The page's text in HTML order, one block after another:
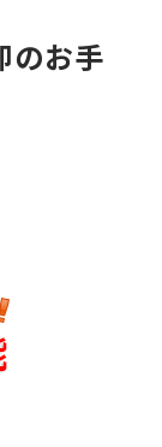
のお手